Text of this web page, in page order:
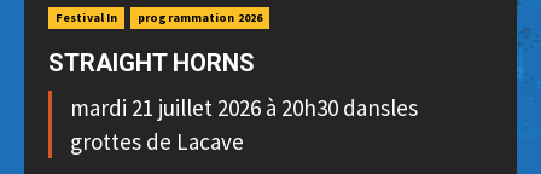
Festival In programmation 2026
STRAIGHT HORNS
mardi 21 juillet 2026 à 20h30 dansles
grottes de Lacave